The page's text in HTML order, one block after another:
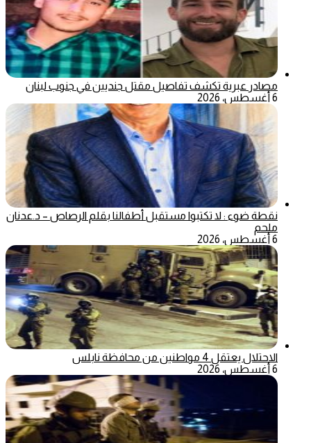
مصادر عبرية تكشف تفاصيل مقتل جنديين في جنوب لبنان
6 أغسطس، 2026
نقطة ضوء : لا تكتبوا مستقبل أطفالنا بقلم الرصاص – د.عدنان
ملحم
6 أغسطس، 2026
الاحتلال يعتقل 4 مواطنين من محافظة نابلس
6 أغسطس، 2026